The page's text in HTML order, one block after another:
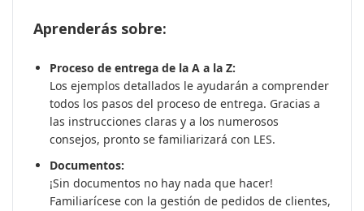
Aprenderás sobre:
Proceso de entrega de la A a la Z:
Los ejemplos detallados le ayudarán a comprender
todos los pasos del proceso de entrega. Gracias a
las instrucciones claras y a los numerosos
consejos, pronto se familiarizará con LES.
Documentos:
¡Sin documentos no hay nada que hacer!
Familiarícese con la gestión de pedidos de clientes,